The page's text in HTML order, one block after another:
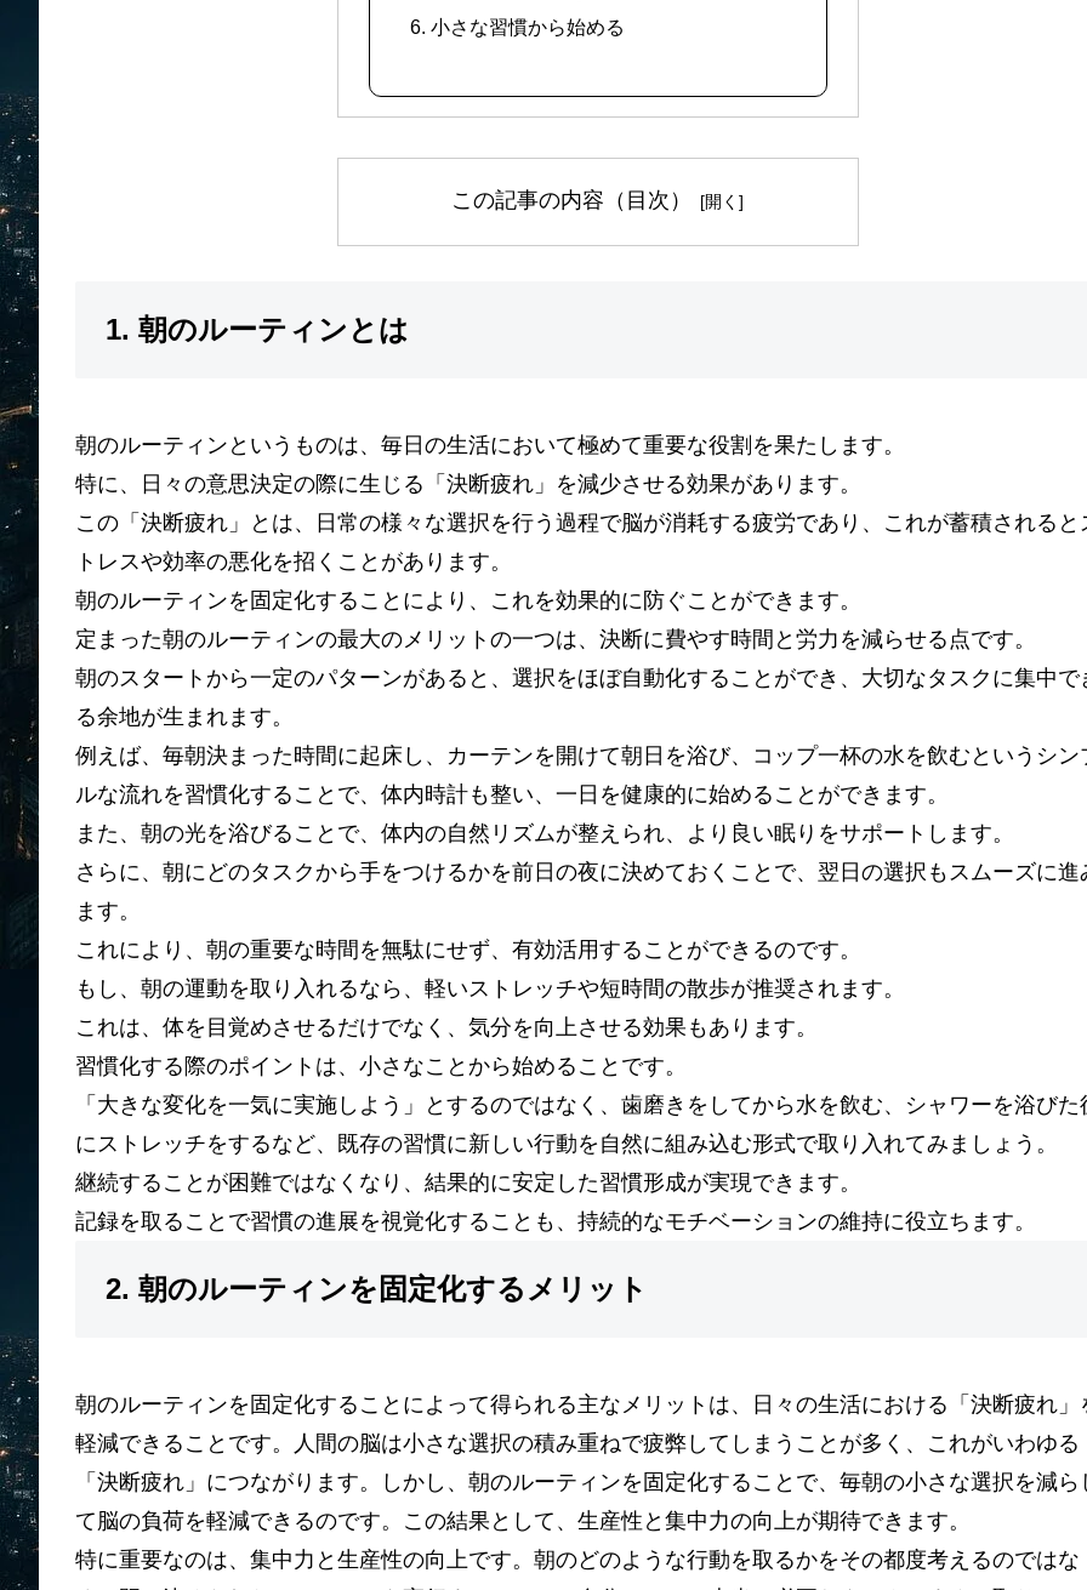
6. 小さな習慣から始める
この記事の内容（目次）
1. 朝のルーティンとは
朝のルーティンというものは、毎日の生活において極めて重要な役割を果たします。
特に、日々の意思決定の際に生じる「決断疲れ」を減少させる効果があります。
この「決断疲れ」とは、日常の様々な選択を行う過程で脳が消耗する疲労であり、これが蓄積されると
トレスや効率の悪化を招くことがあります。
朝のルーティンを固定化することにより、これを効果的に防ぐことができます。
定まった朝のルーティンの最大のメリットの一つは、決断に費やす時間と労力を減らせる点です。
朝のスタートから一定のパターンがあると、選択をほぼ自動化することができ、大切なタスクに集中で
る余地が生まれます。
例えば、毎朝決まった時間に起床し、カーテンを開けて朝日を浴び、コップ一杯の水を飲むというシン
ルな流れを習慣化することで、体内時計も整い、一日を健康的に始めることができます。
また、朝の光を浴びることで、体内の自然リズムが整えられ、より良い眠りをサポートします。
さらに、朝にどのタスクから手をつけるかを前日の夜に決めておくことで、翌日の選択もスムーズに進
ます。
これにより、朝の重要な時間を無駄にせず、有効活用することができるのです。
もし、朝の運動を取り入れるなら、軽いストレッチや短時間の散歩が推奨されます。
これは、体を目覚めさせるだけでなく、気分を向上させる効果もあります。
習慣化する際のポイントは、小さなことから始めることです。
「大きな変化を一気に実施しよう」とするのではなく、歯磨きをしてから水を飲む、シャワーを浴びた
にストレッチをするなど、既存の習慣に新しい行動を自然に組み込む形式で取り入れてみましょう。
継続することが困難ではなくなり、結果的に安定した習慣形成が実現できます。
記録を取ることで習慣の進展を視覚化することも、持続的なモチベーションの維持に役立ちます。
2. 朝のルーティンを固定化するメリット
朝のルーティンを固定化することによって得られる主なメリットは、日々の生活における「決断疲れ」
軽減できることです。人間の脳は小さな選択の積み重ねで疲弊してしまうことが多く、これがいわゆる
「決断疲れ」につながります。しかし、朝のルーティンを固定化することで、毎朝の小さな選択を減ら
て脳の負荷を軽減できるのです。この結果として、生産性と集中力の向上が期待できます。
特に重要なのは、集中力と生産性の向上です。朝のどのような行動を取るかをその都度考えるのではな